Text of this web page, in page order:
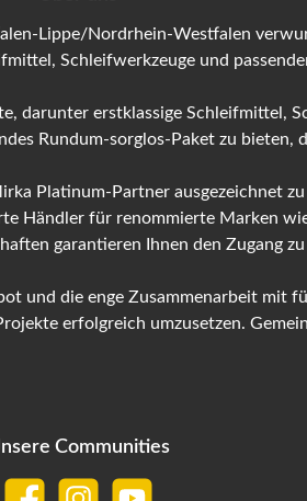
Lippe/Nordrhein-Westfalen
Schleifwerkzeuge und
darunter erstklassige Schleifmittel,
Rundum-sorglos-Paket zu bieten,
Platinum-Partner ausgezeichnet
Händler für renommierte Marken
garantieren Ihnen den Zugang
und die enge Zusammenarbeit mit
erfolgreich umzusetzen.
Communities